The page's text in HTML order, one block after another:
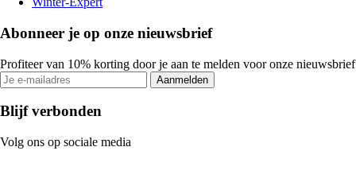
Abonneer je op onze nieuwsbrief
Profiteer van 10% korting door je aan te melden voor onze nieuwsbrief
Aanmelden
Blijf verbonden
Volg ons op sociale media